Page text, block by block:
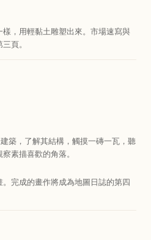
，用輕黏土雕塑出來。市場速寫與
頁。
築，了解其結構，觸摸一磚一瓦，聽
素描喜歡的角落。
完成的畫作將成為地圖日誌的第四